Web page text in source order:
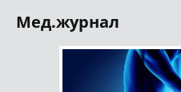
Мед.журнал